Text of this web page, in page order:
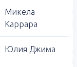
Микела
Каррара
Юлия Джима